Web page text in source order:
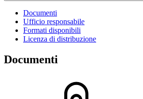
Documenti
Ufficio responsabile
Formati disponibili
Licenza di distribuzione
Documenti